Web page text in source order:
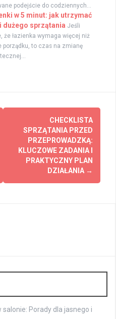
podejście do codziennych...
w 5 minut: jak utrzymać
dużego sprzątania Jeśli
że łazienka wymaga więcej niż
to czas na zmianę
CHECKLISTA
SPRZĄTANIA PRZED
PRZEPROWADZKĄ:
KLUCZOWE ZADANIA I
PRAKTYCZNY PLAN
DZIAŁANIA →
Porady dla jasnego i